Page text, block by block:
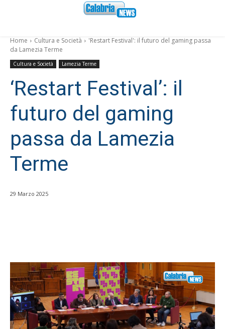
Home Cultura e Società
'Restart Festival': il futuro del gaming passa
da Lamezia Terme
Cultura e Società Lamezia Terme
‘Restart Festival’: il
futuro del gaming
passa da Lamezia
Terme
29 Marzo 2025